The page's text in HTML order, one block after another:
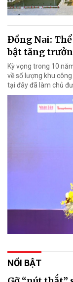
Đồng Nai:
bật tăng
Kỳ vọng trong 10
về số lượng khu
tại đây đã làm chủ
NỔI BẬT